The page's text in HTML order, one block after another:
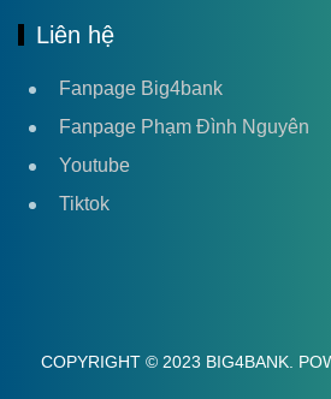
Liên hệ
Fanpage Big4bank
Fanpage Phạm Đình Nguyên
Youtube
Tiktok
COPYRIGHT © 2023 BIG4BANK.